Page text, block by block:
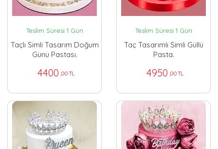
Teslim Süresi 1 Gün
Taçlı Simli Tasarım Doğum
Günü Pastası.
4400 ,00 TL
Teslim Süresi 1 Gün
Taç Tasarımlı Simli Güllü
Pasta.
4950 ,00 TL